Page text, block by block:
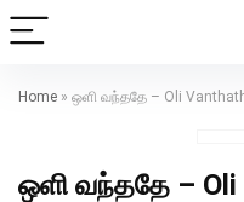
Home » ஒளி வந்ததே – Oli
ஒளி வந்ததே – Oli